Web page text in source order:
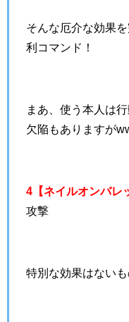
そんな厄介な効果
利コマンド！
まあ、使う本人は
欠陥もありますが
4【ネイルオンバレ
攻撃
特別な効果はないも